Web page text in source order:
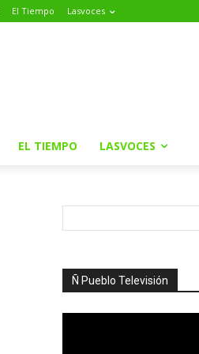
El Tiempo Lasvoces
EL TIEMPO LASVOCES
Ñ Pueblo Televisión